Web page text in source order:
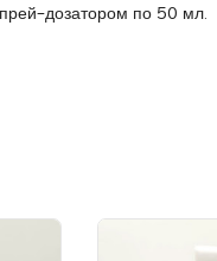
дозатором по 50 мл.